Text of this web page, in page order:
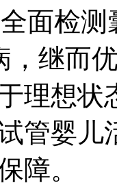
面检
，继而
理想状
管婴儿
障。